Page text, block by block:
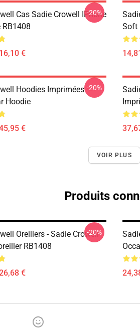
Cas Sadie Crowell IPhone
€
-20%
Soft
Hoodies Imprimées -
Hoodie
€
-20%
VOIR PLUS
Produits
Oreillers - Sadie Crowell
RB1408
€
-20%